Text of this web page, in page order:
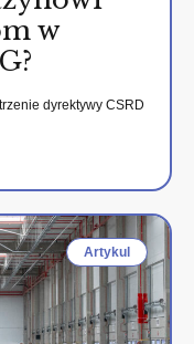
w
dyrektywy CSRD
Artykul